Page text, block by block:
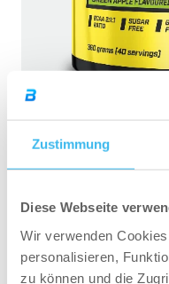
Zustimmung
Diese Webseite
Wir verwenden
personalisieren,
zu können und die
BCAA ZERO